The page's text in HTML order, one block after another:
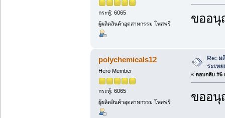
กระทู้: 6065
ผู้ผลิตสินค้าอุตสาหกรรม โพสฟรี
ขออนุ
polychemicals12
Hero Member
กระทู้: 6065
ผู้ผลิตสินค้าอุตสาหกรรม โพสฟรี
Re: ผ
ระเห
« ตอบกลับ #6
ขออนุ